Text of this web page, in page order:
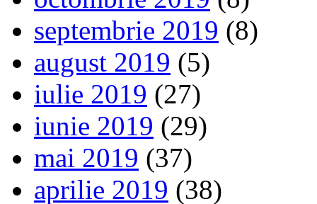
septembrie 2019 (8)
august 2019 (5)
iulie 2019 (27)
iunie 2019 (29)
mai 2019 (37)
aprilie 2019 (38)